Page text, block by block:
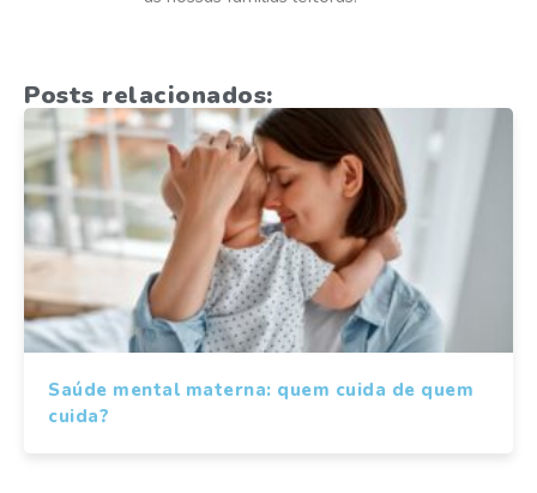
Posts relacionados:
Saúde mental materna: quem cuida de quem
cuida?